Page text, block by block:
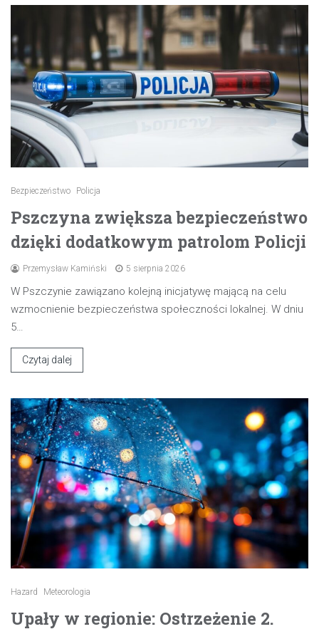
Bezpieczeństwo Policja
Pszczyna zwiększa bezpieczeństwo
dzięki dodatkowym patrolom Policji
Przemysław Kamiński 5 sierpnia 2026
W Pszczynie zawiązano kolejną inicjatywę mającą na celu
wzmocnienie bezpieczeństwa społeczności lokalnej. W dniu
5…
Czytaj dalej
Hazard Meteorologia
Upały w regionie: Ostrzeżenie 2.